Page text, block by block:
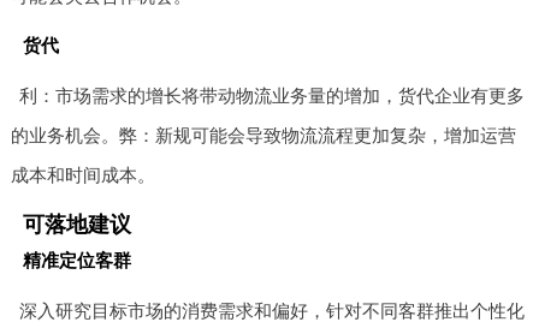
货代
利：市场需求的增长将带动物流业务量的增加，货代企业有更多
的业务机会。弊：新规可能会导致物流流程更加复杂，增加运营
成本和时间成本。
可落地建议
精准定位客群
深入研究目标市场的消费需求和偏好，针对不同客群推出个性化